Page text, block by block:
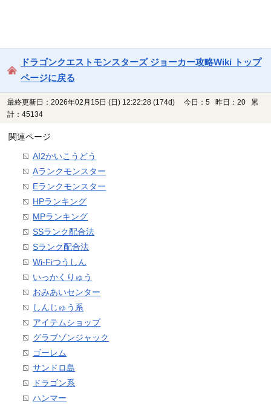
ドラゴンクエストモンスターズ ジョーカー攻略Wiki トップ
ページに戻る
最終更新日：2026年02月15日 (日) 12:22:28 (174d)
今日：5 昨日：20 累
計：45134
関連ページ
AI2かいこうどう
Aランクモンスター
Eランクモンスター
HPランキング
MPランキング
SSランク配合法
Sランク配合法
Wi-Fiつうしん
いっかくりゅう
おみあいセンター
しんじゅう系
アイテムショップ
グラブゾンジャック
ゴーレム
サンドロ島
ドラゴン系
ハンマー